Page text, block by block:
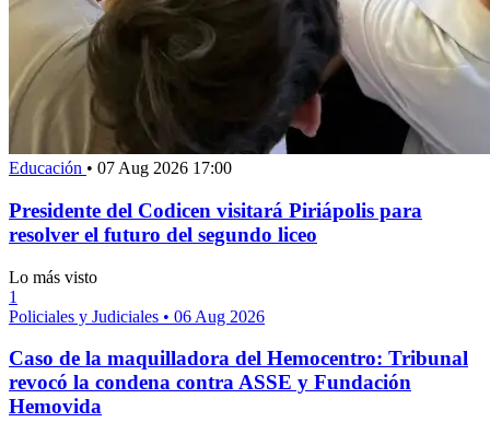
Educación • 07 Aug 2026 17:00
Presidente del Codicen visitará Piriápolis para
resolver el futuro del segundo liceo
Lo más visto
1
Policiales y Judiciales • 06 Aug 2026
Caso de la maquilladora del Hemocentro: Tribunal
revocó la condena contra ASSE y Fundación
Hemovida